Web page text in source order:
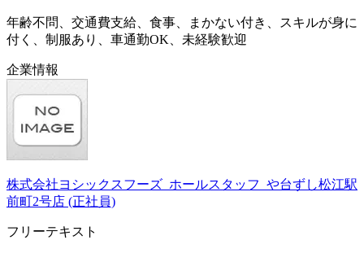
年齢不問、交通費支給、食事、まかない付き、スキルが身に
付く、制服あり、車通勤OK、未経験歓迎
企業情報
株式会社ヨシックスフーズ_ホールスタッフ_や台ずし松江駅
前町2号店 (正社員)
フリーテキスト